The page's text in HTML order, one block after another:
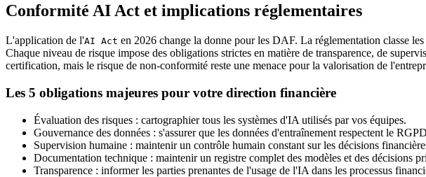
Conformité AI Act et implications réglementaires
L'application de l'AI Act en 2026 change la donne pour les DAF. La réglementation classe
Chaque niveau de risque impose des obligations strictes en matière de transparence, de
certification, mais le risque de non-conformité reste une menace pour la valorisation de
Les 5 obligations majeures pour votre direction financière
Évaluation des risques : cartographier tous les systèmes d'IA utilisés par vos équipes.
Gouvernance des données : s'assurer que les données d'entraînement respectent le
Supervision humaine : maintenir un contrôle humain constant sur les décisions
Documentation technique : maintenir un registre complet des modèles et des décisions
Transparence : informer les parties prenantes de l'usage de l'IA dans les processus